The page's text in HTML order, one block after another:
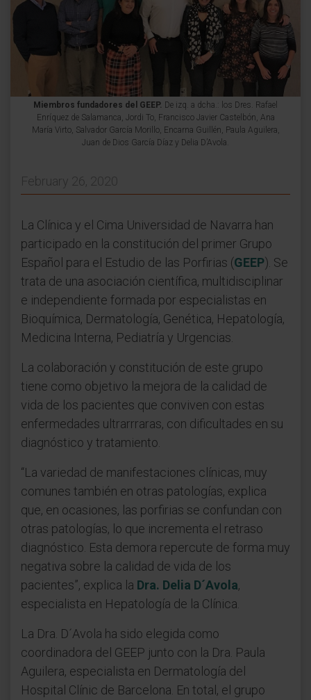
Miembros fundadores del GEEP. De izq. a dcha.: los Dres. Rafael
Enríquez de Salamanca, Jordi To, Francisco Javier Castelbón, Ana
María Virto, Salvador García Morillo, Encarna Guillén, Paula Aguilera,
Juan de Dios García Díaz y Delia D’Avola.
February 26, 2020
La Clínica y el Cima Universidad de Navarra han
participado en la constitución del primer Grupo
Español para el Estudio de las Porfirias (GEEP). Se
trata de una asociación científica, multidisciplinar
e independiente formada por especialistas en
Bioquímica, Dermatología, Genética, Hepatología,
Medicina Interna, Pediatría y Urgencias.
La colaboración y constitución de este grupo
tiene como objetivo la mejora de la calidad de
vida de los pacientes que conviven con estas
enfermedades ultrarrraras, con dificultades en su
diagnóstico y tratamiento.
“La variedad de manifestaciones clínicas, muy
comunes también en otras patologías, explica
que, en ocasiones, las porfirias se confundan con
otras patologías, lo que incrementa el retraso
diagnóstico. Esta demora repercute de forma muy
negativa sobre la calidad de vida de los
pacientes”, explica la Dra. Delia D´Avola,
especialista en Hepatología de la Clínica.
La Dra. D´Avola ha sido elegida como
coordinadora del GEEP junto con la Dra. Paula
Aguilera, especialista en Dermatología del
Hospital Clínic de Barcelona. En total, el grupo